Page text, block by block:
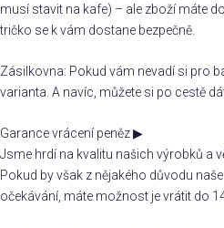
musí stavit na kafe) – ale zboží máte
tričko se k vám dostane bezpečně.
Zásilkovna: Pokud vám nevadí si pro
varianta. A navíc, můžete si po cestě
Garance vrácení peněz▶
Jsme hrdí na kvalitu našich výrobků a
Pokud by však z nějakého důvodu
očekávání, máte možnost je vrátit do